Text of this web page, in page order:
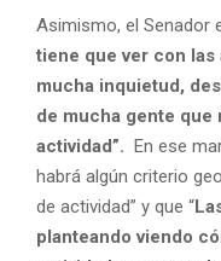
Asimismo, el Senador
tiene que ver con
mucha inquietud,
de mucha gente que
actividad”. En ese
habrá algún criterio
de actividad” y que “
planteando viendo